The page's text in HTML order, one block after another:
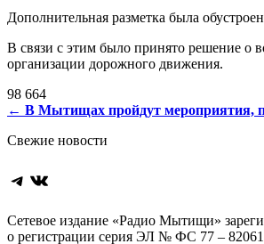
Дополнительная разметка была
В связи с этим было принято решение о
организации дорожного движения.
98 664
Навигация
по
← В Мытищах пройдут мероприятия,
Свежие новости
Telegram
ВКонтакте
Сетевое издание «Радио Мытищи»
о регистрации серия ЭЛ № ФС 77 – 82061